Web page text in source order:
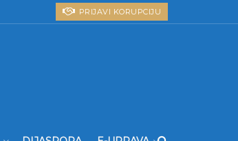
PRIJAVI KORUPCIJU